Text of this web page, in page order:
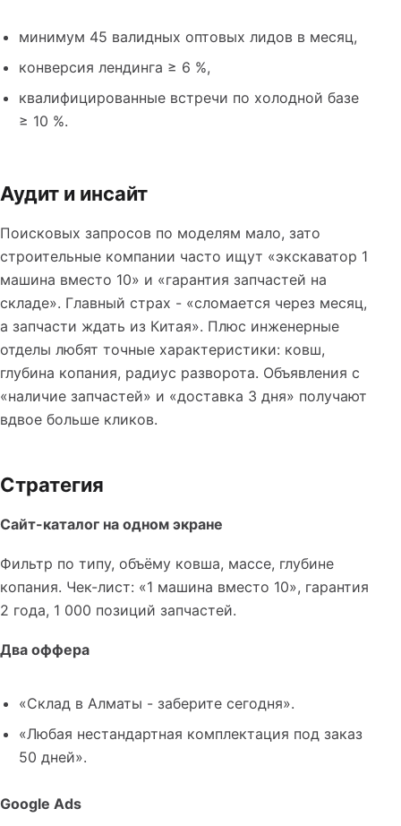
минимум 45 валидных оптовых лидов в месяц,
конверсия лендинга ≥ 6 %,
квалифицированные встречи по холодной базе
≥ 10 %.
Аудит и инсайт
Поисковых запросов по моделям мало, зато
строительные компании часто ищут «экскаватор 1
машина вместо 10» и «гарантия запчастей на
складе». Главный страх - «сломается через месяц,
а запчасти ждать из Китая». Плюс инженерные
отделы любят точные характеристики: ковш,
глубина копания, радиус разворота. Объявления с
«наличие запчастей» и «доставка 3 дня» получают
вдвое больше кликов.
Стратегия
Сайт-каталог на одном экране
Фильтр по типу, объёму ковша, массе, глубине
копания. Чек-лист: «1 машина вместо 10», гарантия
2 года, 1 000 позиций запчастей.
Два оффера
«Склад в Алматы - заберите сегодня».
«Любая нестандартная комплектация под заказ
50 дней».
Google Ads